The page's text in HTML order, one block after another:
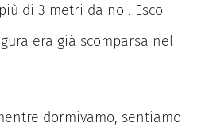
di 3 metri da noi. Esco
era già scomparsa nel
dormivamo, sentiamo